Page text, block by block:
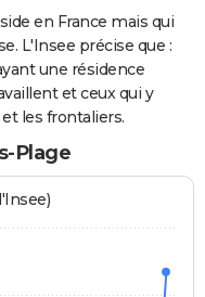
en France mais qui
L'Insee précise que :
une résidence
et ceux qui y
les frontaliers.
Plage